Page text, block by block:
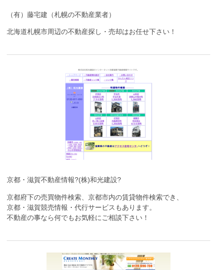
（有）藤宅建（札幌の不動産業者）
北海道札幌市周辺の不動産探し・売却はお任せ下さい！
京都・滋賀不動産情報?(株)和光建設?
京都府下の売買物件検索、京都市内の賃貸物件検索でき、
京都・滋賀競売情報・代行サービスもあります。
不動産の事なら何でもお気軽にご相談下さい！